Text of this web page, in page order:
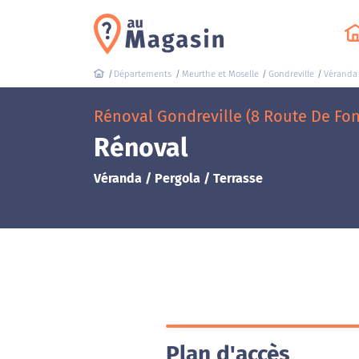
Départements Meurthe et Moselle Gondreville
Rénoval Gondreville (8 Route De
Rénoval
Véranda / Pergola / Terrasse